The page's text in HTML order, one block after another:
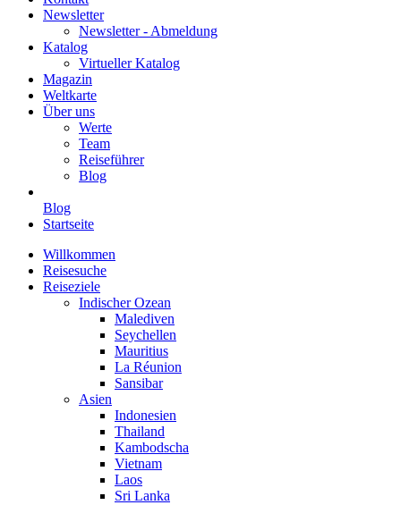
Newsletter
Newsletter - Abmeldung
Katalog
Virtueller Katalog
Magazin
Weltkarte
Über uns
Werte
Team
Reiseführer
Blog
Blog
Startseite
Willkommen
Reisesuche
Reiseziele
Indischer Ozean
Malediven
Seychellen
Mauritius
La Réunion
Sansibar
Asien
Indonesien
Thailand
Kambodscha
Vietnam
Laos
Sri Lanka